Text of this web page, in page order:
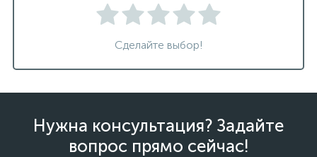
Сделайте выбор!
Нужна консультация? Задайте
вопрос прямо сейчас!